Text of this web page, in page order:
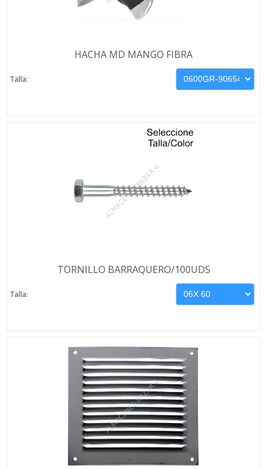
HACHA MD MANGO FIBRA
Talla:
TORNILLO BARRAQUERO/100UDS
Talla: